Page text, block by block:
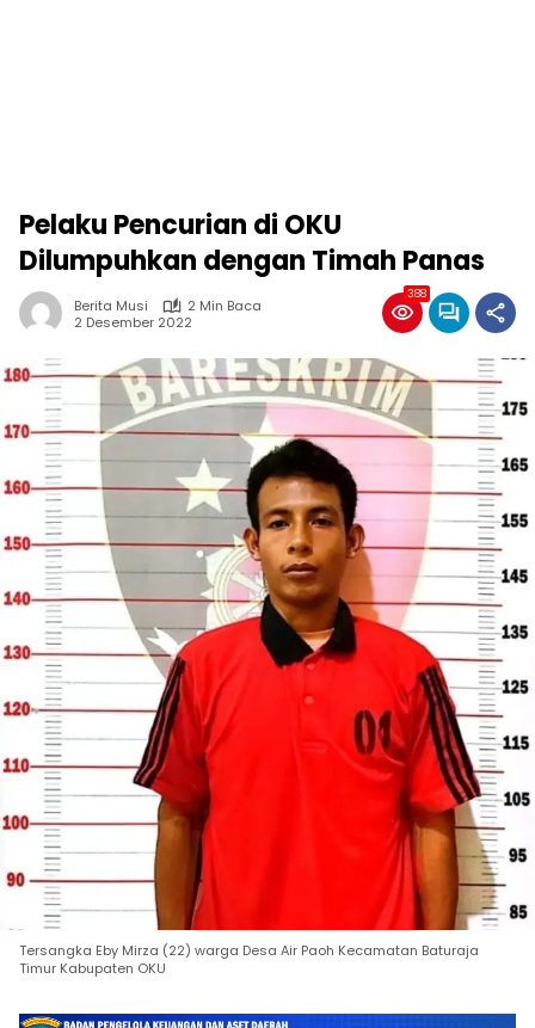
Pelaku Pencurian di OKU
Dilumpuhkan dengan Timah Panas
Berita Musi
2 Min Baca
2 Desember 2022
388
Tersangka Eby Mirza (22) warga Desa Air Paoh Kecamatan Baturaja
Timur Kabupaten OKU